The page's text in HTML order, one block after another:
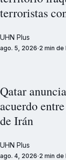
terroristas
UHN Plus
ago. 5, 2026 2 min de
Qatar
acuerdo
de Irán
UHN Plus
ago. 4, 2026 2 min de